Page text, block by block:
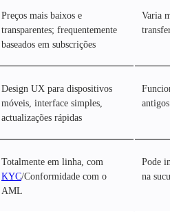
Preços mais baixos e
transparentes; frequentemente
baseados em subscrições
Varia
Design UX para dispositivos
móveis, interface simples,
actualizações rápidas
antigos
Totalmente em linha, com
KYC/Conformidade com o
AML
Pode
na